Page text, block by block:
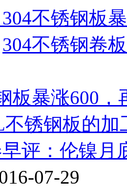
304不锈钢板
304不锈钢卷
板暴涨600
不锈钢板的加
评：伦镍月
07-29